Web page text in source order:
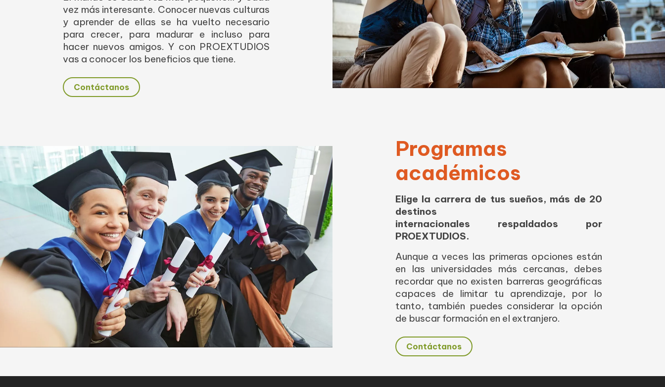
vez más interesante. Conocer nuevas culturas
y aprender de ellas se ha vuelto necesario
para crecer, para madurar e incluso para
hacer nuevos amigos. Y con PROEXTUDIOS
vas a conocer los beneficios que tiene.
Contáctanos
Programas
académicos
Elige la carrera de tus sueños, más de 20
destinos
internacionales respaldados por
PROEXTUDIOS.
Aunque a veces las primeras opciones están
en las universidades más cercanas, debes
recordar que no existen barreras geográficas
capaces de limitar tu aprendizaje, por lo
tanto, también puedes considerar la opción
de buscar formación en el extranjero.
Contáctanos